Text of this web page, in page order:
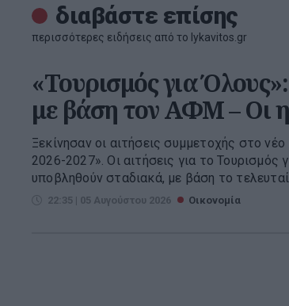
διαβάστε επίσης
περισσότερες ειδήσεις από το lykavitos.gr
«Τουρισμός για
με βάση τον ΑΦΜ – Οι
Ξεκίνησαν οι αιτήσεις συμμετοχής στο
2026-2027». Οι αιτήσεις για το Τουρισμός
υποβληθούν σταδιακά, με βάση το
22:35 | 05 Αυγούστου 2026 Οικονομία